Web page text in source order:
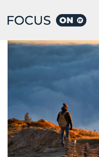
Home Devops